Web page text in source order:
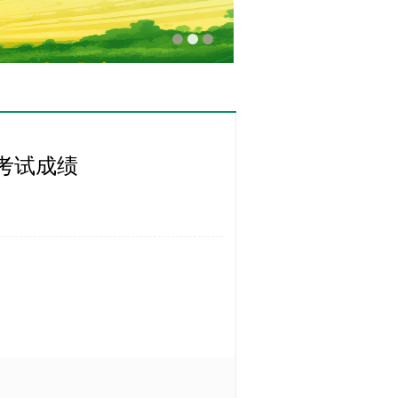
试成绩